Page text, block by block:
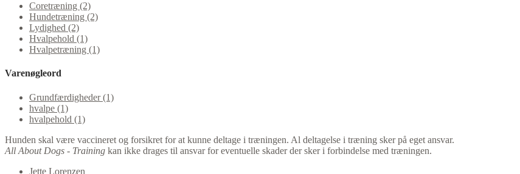
Coretræning (2)
Hundetræning (2)
Lydighed (2)
Hvalpehold (1)
Hvalpetræning (1)
Varenøgleord
Grundfærdigheder (1)
hvalpe (1)
hvalpehold (1)
Hunden skal være vaccineret og forsikret for at kunne deltage i træningen. Al deltagelse i træning sker på eget ansvar.
All About Dogs - Training kan ikke drages til ansvar for eventuelle skader der sker i forbindelse med træningen.
Jette Lorenzen